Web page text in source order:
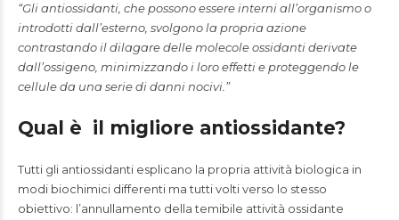
“Gli antiossidanti, che possono essere interni all’organismo o
introdotti dall’esterno, svolgono la propria azione
contrastando il dilagare delle molecole ossidanti derivate
dall’ossigeno, minimizzando i loro effetti e proteggendo le
cellule da una serie di danni nocivi.”
Qual è il migliore antiossidante?
Tutti gli antiossidanti esplicano la propria attività biologica in
modi biochimici differenti ma tutti volti verso lo stesso
obiettivo: l’annullamento della temibile attività ossidante